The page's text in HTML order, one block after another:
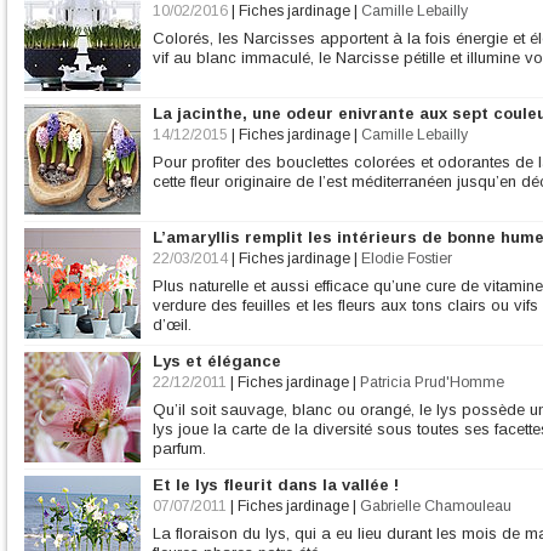
10/02/2016 Fiches jardinage Camille Lebailly
Colorés, les Narcisses apportent à la fois énergie et
vif au blanc immaculé, le Narcisse pétille et illumine
La jacinthe, une odeur enivrante aux sept
14/12/2015 Fiches jardinage Camille Lebailly
Pour profiter des bouclettes colorées et odorantes
cette fleur originaire de l’est méditerranéen jusqu’en
L’amaryllis remplit les intérieurs de bonne
22/03/2014 Fiches jardinage Elodie Fostier
Plus naturelle et aussi efficace qu’une cure de
verdure des feuilles et les fleurs aux tons clairs ou
d’œil.
Lys et élégance
22/12/2011 Fiches jardinage Patricia Prud'Homme
Qu’il soit sauvage, blanc ou orangé, le lys possède
lys joue la carte de la diversité sous toutes ses
parfum.
Et le lys fleurit dans la vallée !
07/07/2011 Fiches jardinage Gabrielle Chamouleau
La floraison du lys, qui a eu lieu durant les mois de